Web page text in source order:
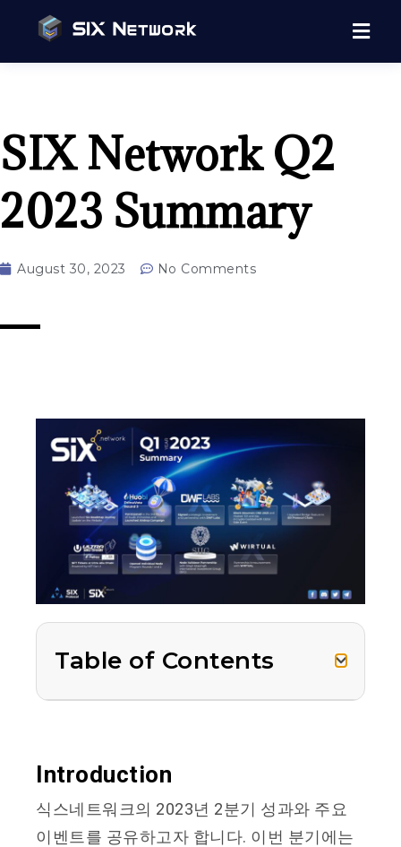
SIX Network Q2
2023 Summary
August 30, 2023 No Comments
Table of Contents
Introduction
식스네트워크의 2023년 2분기 성과와 주요
이벤트를 공유하고자 합니다. 이번 분기에는